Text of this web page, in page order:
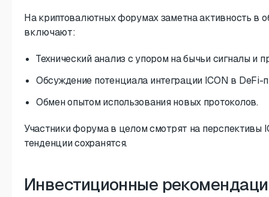
На криптовалютных форумах заметна активность в
включают:
Технический анализ с упором на бычьи сигналы и
Обсуждение потенциала интеграции ICON в DeFi-
Обмен опытом использования новых протоколов.
Участники форума в целом смотрят на перспективы
тенденции сохранятся.
Инвестиционные